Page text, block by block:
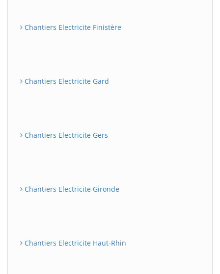
Chantiers Electricite Finistère
Chantiers Electricite Gard
Chantiers Electricite Gers
Chantiers Electricite Gironde
Chantiers Electricite Haut-Rhin